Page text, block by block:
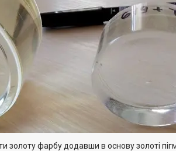
золоту фарбу додавши в основу золоті